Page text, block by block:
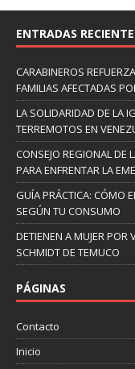
ENTRADAS
CARABINEROS
FAMILIAS AFECTADAS
LA SOLIDARIDAD DE LA
TERREMOTOS EN
CONSEJO REGIONAL DE
PARA ENFRENTAR LA
GUÍA PRÁCTICA: CÓMO
SEGÚN TU CONSUMO
DETIENEN A MUJER POR
SCHMIDT DE TEMUCO
PÁGINAS
Contacto
Inicio